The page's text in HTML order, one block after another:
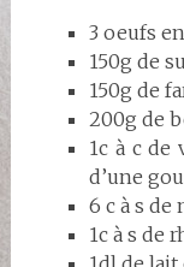
3 oeufs
150g de
150g de
200g de
1c à c de
d’une
6 c à s de
1c à s de